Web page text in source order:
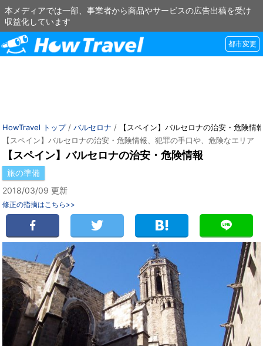
本メディアでは一部、事業者から商品やサービスの広告出稿を受け
収益化しています
都市変更
HowTravel トップ/ バルセロナ /
【スペイン】バルセロナの治安・危険情
【スペイン】バルセロナの治安・危険情報、犯罪の手口や、危険なエリア
【スペイン】バルセロナの治安・危険情報
旅の準備
2018/03/09 更新
修正の指摘はこちら>>